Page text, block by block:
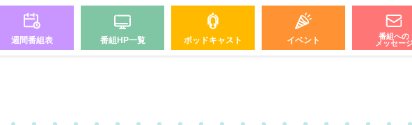
週間番組表 番組HP一覧 ポッドキャスト イベント
番組への
メッセー